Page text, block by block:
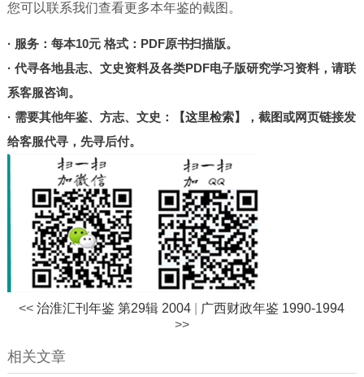
河南
山东
宁夏
台湾
您可以联系我们查看更多本年鉴的截图。
· 服务：每本10元 格式：PDF原书扫描版。
· 代寻各地县志、文史资料及各类PDF电子版研究学习资料，请联
系客服咨询。
· 需要其他年鉴、方志、文史：
【这里检索】
，截图或网页链接发
给客服代寻，先寻后付。
<<治淮汇刊年鉴 第29辑 2004
广西财政年鉴 1990-1994
>>
相关文章